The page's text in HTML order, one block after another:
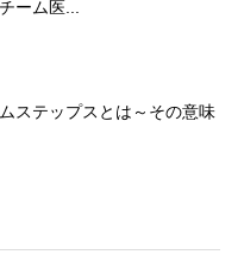
ーム医...
ステップスとは～その意味